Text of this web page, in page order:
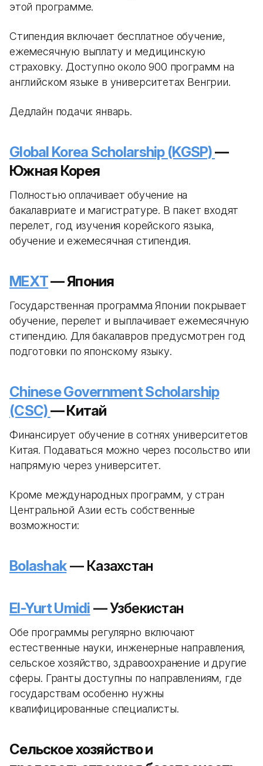
этой программе.
Стипендия включает бесплатное обучение,
ежемесячную выплату и медицинскую
страховку. Доступно около 900 программ на
английском языке в университетах Венгрии.
Дедлайн подачи: январь.
Global Korea Scholarship (KGSP)—
Южная Корея
Полностью оплачивает обучение на
бакалавриате и магистратуре. В пакет входят
перелет, год изучения корейского языка,
обучение и ежемесячная стипендия.
MEXT— Япония
Государственная программа Японии покрывает
обучение, перелет и выплачивает ежемесячную
стипендию. Для бакалавров предусмотрен год
подготовки по японскому языку.
Chinese Government Scholarship
(CSC)— Китай
Финансирует обучение в сотнях университетов
Китая. Подаваться можно через посольство или
напрямую через университет.
Кроме международных программ, у стран
Центральной Азии есть собственные
возможности:
Bolashak— Казахстан
El-Yurt Umidi — Узбекистан
Обе программы регулярно включают
естественные науки, инженерные направления,
сельское хозяйство, здравоохранение и другие
сферы. Гранты доступны по направлениям, где
государствам особенно нужны
квалифицированные специалисты.
Сельское хозяйство и